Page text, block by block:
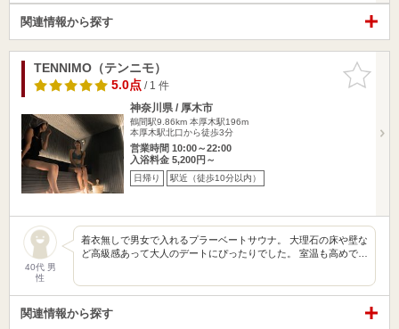
関連情報から探す
お気に入
りに追加
TENNIMO（テンニモ）
5.0点/ 1 件
神奈川県 / 厚木市
鶴間駅9.86km 本厚木駅196m
本厚木駅北口から徒歩3分
営業時間 10:00～22:00
入浴料金 5,200円～
日帰り 駅近（徒歩10分以内）
40代 男
性
着衣無しで男女で入れるプラーベートサウナ。 大理石の床や壁な
ど高級感あって大人のデートにぴったりでした。 室温も高めで…
関連情報から探す